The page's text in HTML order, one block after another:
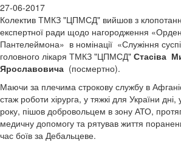
27-06-2017
Колектив ТМКЗ "ЦПМСД" вийшов з
експертної ради щодо нагородження
Пантелеймона» в номінації «Служіння
головного лікаря ТМКЗ "ЦПМСД" Стасіва
Ярославовича (посмертно).
Маючи за плечима строкову службу в
стаж роботи хірурга, у тяжкі для України дні,
року, пішов добровольцем в зону АТО,
медичну допомогу та рятував життя
час боїв за Дебальцеве.